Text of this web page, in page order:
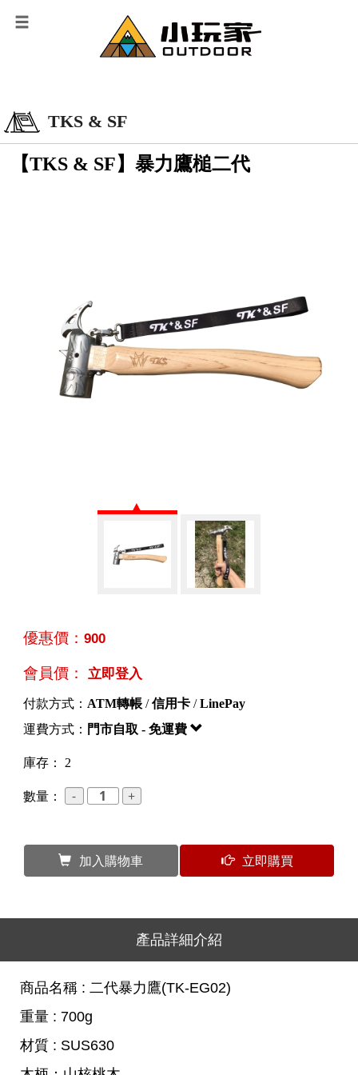
TKS & SF
【TKS & SF】暴力鷹槌二代
優惠價： 900
會員價： 立即登入
付款方式： ATM轉帳/信用卡/LinePay
運費方式： 門市自取 - 免運費
庫存： 2
數量：
加入購物車 立即購買
產品詳細介紹
商品名稱 : 二代暴力鷹(TK-EG02)
重量 : 700g
材質 : SUS630